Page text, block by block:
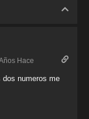
Hace
numeros me